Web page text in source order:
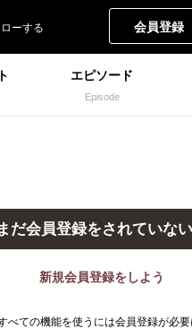
会員登録
エピソード
Episode
だ会員登録をされていな
新規会員登録をしよう
べての機能を使うには会員登録が必